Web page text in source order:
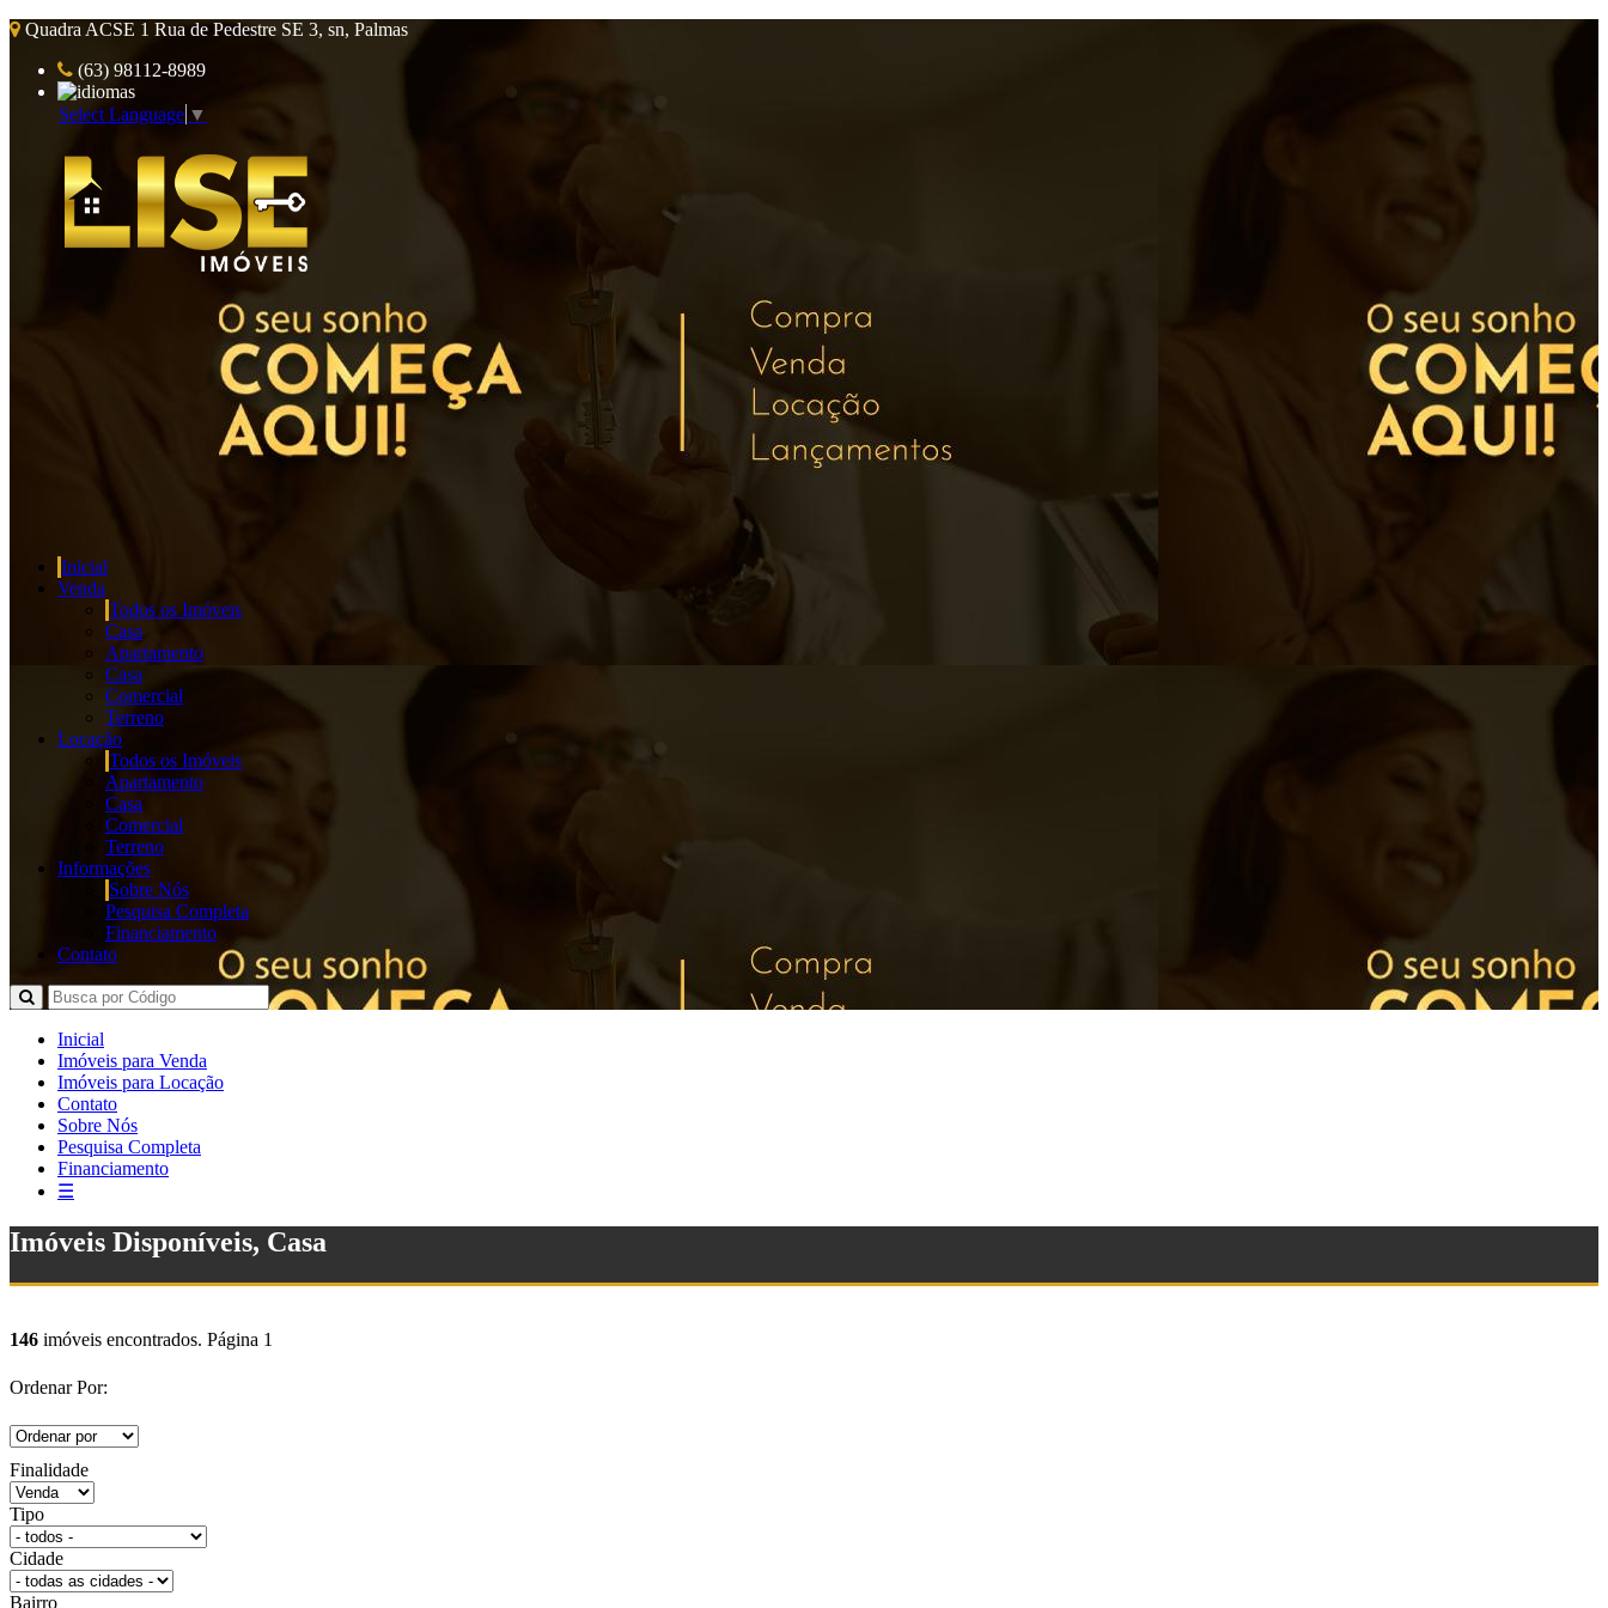
Quadra ACSE 1 Rua de Pedestre SE 3, sn, Palmas
(63) 98112-8989
Select Language ▼
Inicial
Venda
Todos os Imóveis
Casa
Apartamento
Casa
Comercial
Terreno
Locação
Todos os Imóveis
Apartamento
Casa
Comercial
Terreno
Informações
Sobre Nós
Pesquisa Completa
Financiamento
Contato
Inicial
Imóveis para Venda
Imóveis para Locação
Contato
Sobre Nós
Pesquisa Completa
Financiamento
☰
Imóveis Disponíveis, Casa
146 imóveis encontrados. Página 1
Ordenar Por:
Finalidade
Tipo
Cidade
Bairro